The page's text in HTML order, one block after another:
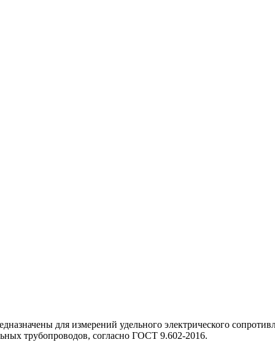
для измерений удельного электрического
трубопроводов, согласно ГОСТ 9.602-2016.